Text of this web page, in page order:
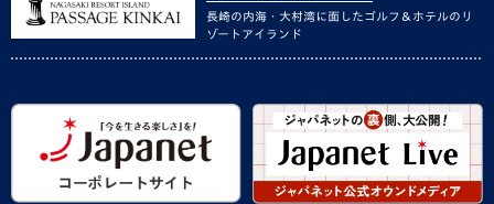
長崎の内海・大村湾に面したゴルフ＆ホテルのリ
ゾートアイランド